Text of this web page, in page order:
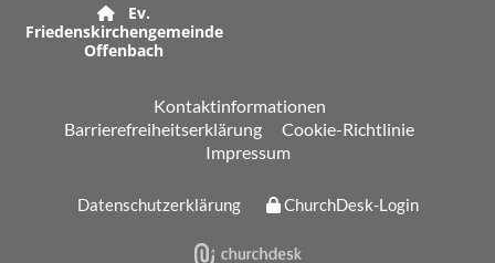

Ev.
Friedenskirchengemeinde
Offenbach
Kontaktinformationen
Barrierefreiheitserklärung
Cookie-Richtlinie
Impressum
Datenschutzerklärung ChurchDesk-Login